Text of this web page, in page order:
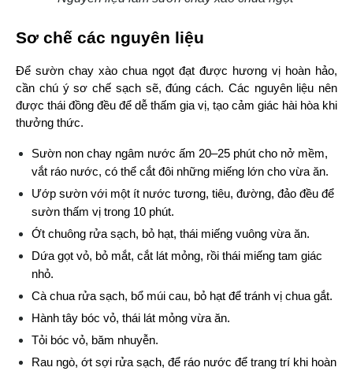
Sơ chế các nguyên liệu
Để sườn chay xào chua ngọt đạt được hương vị hoàn hảo,
cần chú ý sơ chế sạch sẽ, đúng cách. Các nguyên liệu nên
được thái đồng đều để dễ thấm gia vị, tạo cảm giác hài hòa khi
thưởng thức.
Sườn non chay ngâm nước ấm 20–25 phút cho nở mềm,
vắt ráo nước, có thể cắt đôi những miếng lớn cho vừa ăn.
Ướp sườn với một ít nước tương, tiêu, đường, đảo đều để
sườn thấm vị trong 10 phút.
Ớt chuông rửa sạch, bỏ hạt, thái miếng vuông vừa ăn.
Dứa gọt vỏ, bỏ mắt, cắt lát mỏng, rồi thái miếng tam giác
nhỏ.
Cà chua rửa sạch, bổ múi cau, bỏ hạt để tránh vị chua gắt.
Hành tây bóc vỏ, thái lát mỏng vừa ăn.
Tỏi bóc vỏ, băm nhuyễn.
Rau ngò, ớt sợi rửa sạch, để ráo nước để trang trí khi hoàn